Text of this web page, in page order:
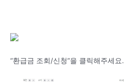
“환급금 조회/신청”을 클릭해주세요.